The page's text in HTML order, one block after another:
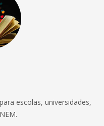
escolas, universidades,